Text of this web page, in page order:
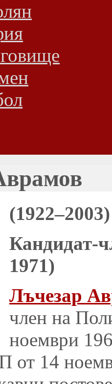
(1922–2003)
Кандидат-
1971)
Лъчезар
член на
ноември
от 14